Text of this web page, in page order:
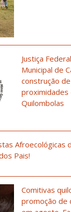
Justiça
Municipal de
construção
proximidades
Quilombolas
Afroecológicas
Pais!
Comitivas
promoção de